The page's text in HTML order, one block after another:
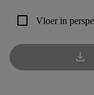
check_box_outline_blank Vloer in
download